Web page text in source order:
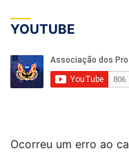
YOUTUBE
Ocorreu um erro ao